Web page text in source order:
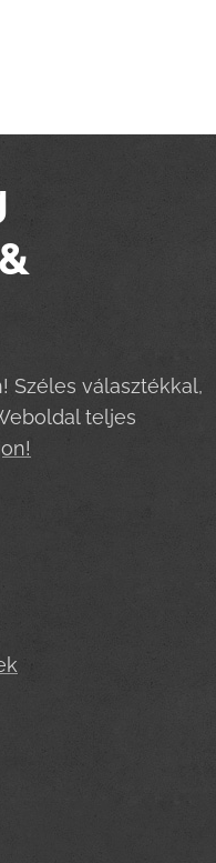
Széles választékkal,
teljes